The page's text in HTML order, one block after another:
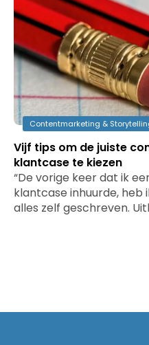
Contentmarketing &
Vijf tips om de juiste
klantcase te kiezen
“De vorige keer dat ik
klantcase inhuurde, heb
alles zelf geschreven.